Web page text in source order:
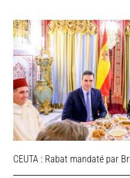
CEUTA : Rabat mandaté par